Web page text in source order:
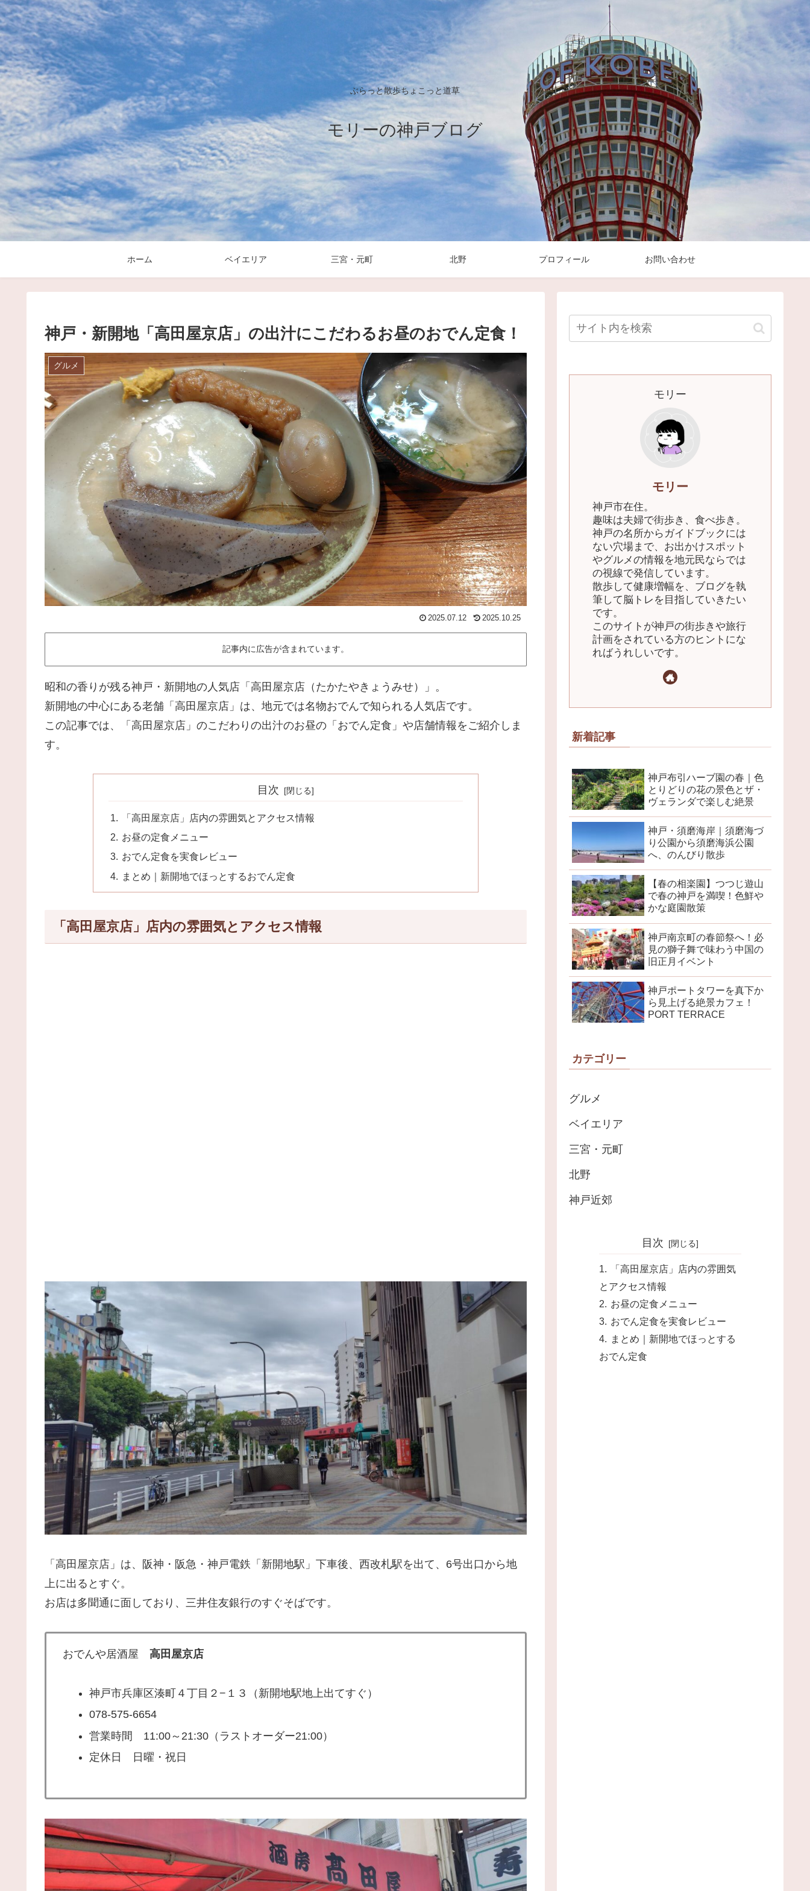
ぶらっと散歩ちょこっと道草
モリーの神戸ブログ
ホーム ベイエリア 三宮・元町 北野 プロフィール お問い合わせ
神戸・新開地「高田屋京店」の出汁にこだわるお昼のおでん定食！
グルメ
2025.07.12 2025.10.25
記事内に広告が含まれています。
昭和の香りが残る神戸・新開地の人気店「高田屋京店（たかたやきょうみせ）」。
新開地の中心にある老舗「高田屋京店」は、地元では名物おでんで知られる人気店です。
この記事では、「高田屋京店」のこだわりの出汁のお昼の「おでん定食」や店舗情報をご紹介しま
す。
目次
「高田屋京店」店内の雰囲気とアクセス情報
お昼の定食メニュー
おでん定食を実食レビュー
まとめ｜新開地でほっとするおでん定食
「高田屋京店」店内の雰囲気とアクセス情報
「高田屋京店」は、阪神・阪急・神戸電鉄「新開地駅」下車後、西改札駅を出て、6号出口から地
上に出るとすぐ。
お店は多聞通に面しており、三井住友銀行のすぐそばです。
おでんや居酒屋 高田屋京店
神戸市兵庫区湊町４丁目２−１３（新開地駅地上出てすぐ）
078-575-6654
営業時間 11:00～21:30（ラストオーダー21:00）
定休日 日曜・祝日
モリー
モリー
神戸市在住。
趣味は夫婦で街歩き、食べ歩き。
神戸の名所からガイドブックには
ない穴場まで、お出かけスポット
やグルメの情報を地元民ならでは
の視線で発信しています。
散歩して健康増幅を、ブログを執
筆して脳トレを目指していきたい
です。
このサイトが神戸の街歩きや旅行
計画をされている方のヒントにな
ればうれしいです。
新着記事
神戸布引ハーブ園の春｜色
とりどりの花の景色とザ・
ヴェランダで楽しむ絶景
神戸・須磨海岸｜須磨海づ
り公園から須磨海浜公園
へ、のんびり散歩
【春の相楽園】つつじ遊山
で春の神戸を満喫！色鮮や
かな庭園散策
神戸南京町の春節祭へ！必
見の獅子舞で味わう中国の
旧正月イベント
神戸ポートタワーを真下か
ら見上げる絶景カフェ！
PORT TERRACE
カテゴリー
グルメ
ベイエリア
三宮・元町
北野
神戸近郊
目次
「高田屋京店」店内の雰囲気
とアクセス情報
お昼の定食メニュー
おでん定食を実食レビュー
まとめ｜新開地でほっとする
おでん定食